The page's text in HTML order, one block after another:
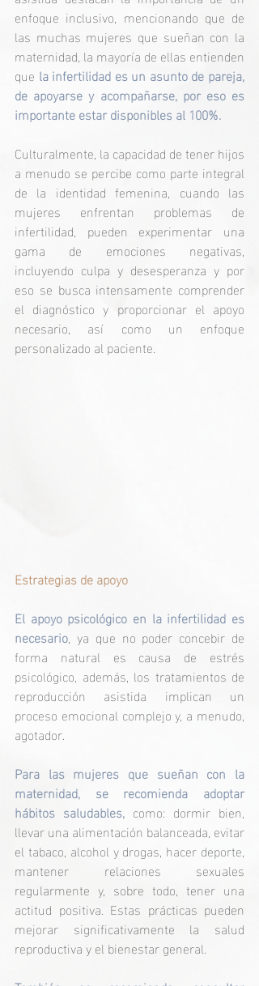
enfoque inclusivo, mencionando que de
las muchas mujeres que sueñan con la
maternidad, la mayoría de ellas entienden
que la infertilidad es un asunto de pareja,
de apoyarse y acompañarse, por eso es
importante estar disponibles al 100%.
Culturalmente, la capacidad de tener hijos
a menudo se percibe como parte integral
de la identidad femenina, cuando las
mujeres enfrentan problemas de
infertilidad, pueden experimentar una
gama de emociones negativas,
incluyendo culpa y desesperanza y por
eso se busca intensamente comprender
el diagnóstico y proporcionar el apoyo
necesario, así como un enfoque
personalizado al paciente.
Estrategias de apoyo
El apoyo psicológico en la infertilidad es
necesario, ya que no poder concebir de
forma natural es causa de estrés
psicológico, además, los tratamientos de
reproducción asistida implican un
proceso emocional complejo y, a menudo,
agotador.
Para las mujeres que sueñan con la
maternidad, se recomienda adoptar
hábitos saludables, como: dormir bien,
llevar una alimentación balanceada, evitar
el tabaco, alcohol y drogas, hacer deporte,
mantener relaciones sexuales
regularmente y, sobre todo, tener una
actitud positiva. Estas prácticas pueden
mejorar significativamente la salud
reproductiva y el bienestar general.